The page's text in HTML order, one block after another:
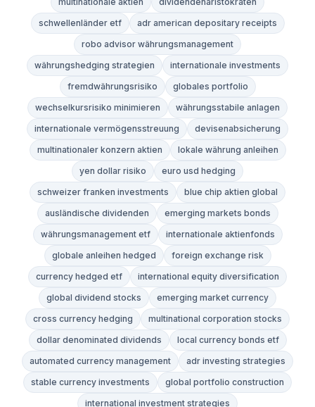
schwellenländer etf
adr american depositary receipts
robo advisor währungsmanagement
währungshedging strategien
internationale investments
fremdwährungsrisiko
globales portfolio
wechselkursrisiko minimieren
währungsstabile anlagen
internationale vermögensstreuung
devisenabsicherung
multinationaler konzern aktien
lokale währung anleihen
yen dollar risiko
euro usd hedging
schweizer franken investments
blue chip aktien global
ausländische dividenden
emerging markets bonds
währungsmanagement etf
internationale aktienfonds
globale anleihen hedged
foreign exchange risk
currency hedged etf
international equity diversification
global dividend stocks
emerging market currency
cross currency hedging
multinational corporation stocks
dollar denominated dividends
local currency bonds etf
automated currency management
adr investing strategies
stable currency investments
global portfolio construction
international investment strategies